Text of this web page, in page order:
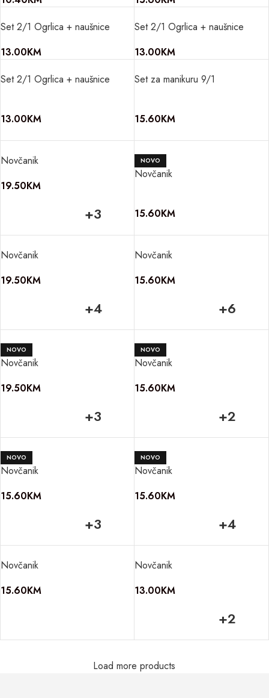
Set 2/1 Ogrlica + naušnice
13.00KM
Set 2/1 Ogrlica + naušnice
13.00KM
Set 2/1 Ogrlica + naušnice
13.00KM
Set za manikuru 9/1
15.60KM
Novčanik
19.50KM
+3
NOVO
Novčanik
15.60KM
Novčanik
19.50KM
+4
Novčanik
15.60KM
+6
NOVO
Novčanik
19.50KM
+3
NOVO
Novčanik
15.60KM
+2
NOVO
Novčanik
15.60KM
+3
NOVO
Novčanik
15.60KM
+4
Novčanik
15.60KM
Novčanik
13.00KM
+2
Load more products